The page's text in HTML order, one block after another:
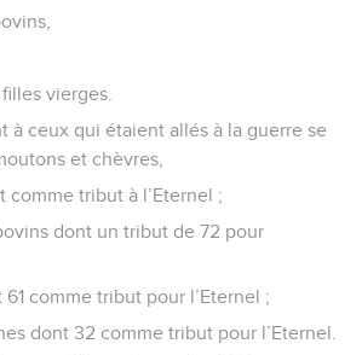
vierges.
à ceux qui étaient allés à la guerre se
et chèvres,
comme tribut à l’Eternel ;
dont un tribut de 72 pour
comme tribut pour l’Eternel ;
dont 32 comme tribut pour l’Eternel.